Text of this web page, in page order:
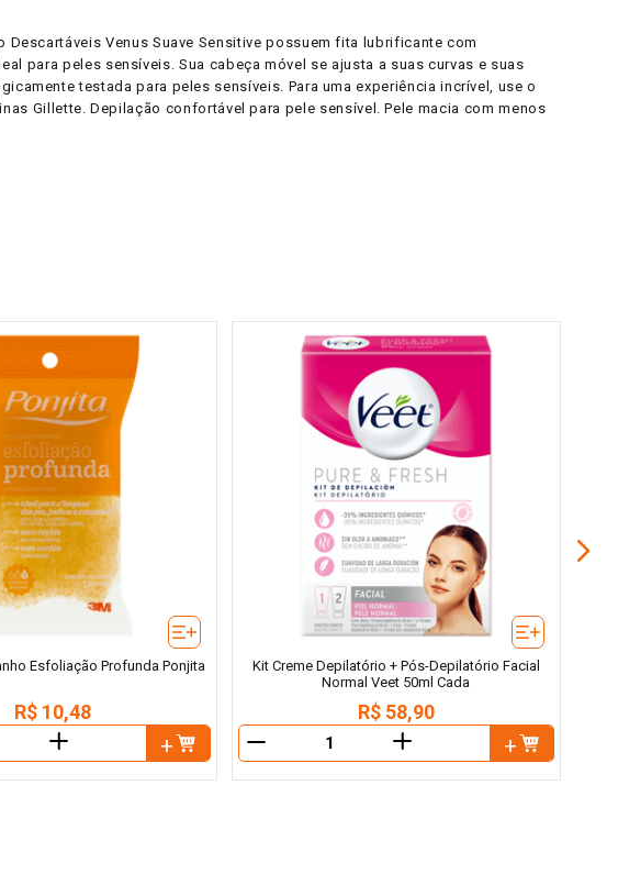
Venus Suave Sensitive possuem fita lubrificante com
para peles sensíveis. Sua cabeça móvel se ajusta a suas curvas e suas
testada para peles sensíveis. Para uma experiência incrível, use o
Gillette. Depilação confortável para pele sensível. Pele macia com menos
Esfoliação Profunda Ponjita
R$ 10,48
＋
Kit Creme Depilatório + Pós-Depilatório Facial
Normal Veet 50ml Cada
R$ 58,90
＋